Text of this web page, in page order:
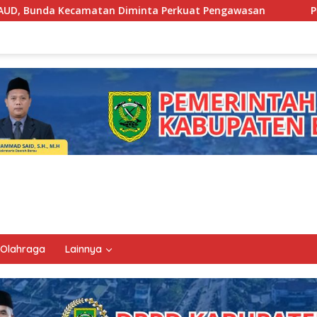
Perkuat Pengawasan Pemkab Berau Siapkan
Olahraga Lainnya